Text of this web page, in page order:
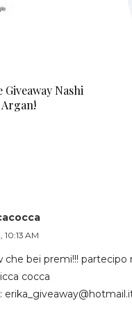
Nashi
Argan!
10:13 AM
che bei premi!!! partecipo
cocca